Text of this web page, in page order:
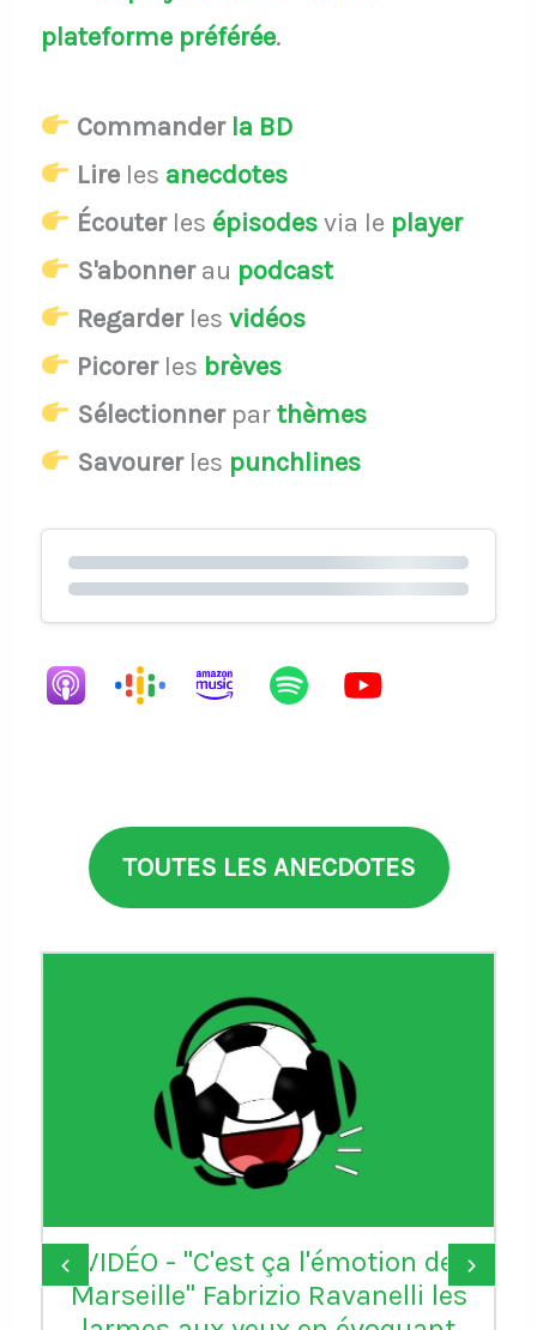
plateforme préférée.
Commander la BD
Lireles anecdotes
Écouterles épisodesvia le player
S'abonnerau podcast
Regarderles vidéos
Picorerles brèves
Sélectionnerparthèmes
Savourerles punchlines
TOUTES LES ANECDOTES
VIDÉO - "C'est ça l'émotion de
Marseille" Fabrizio Ravanelli les
‹ ›